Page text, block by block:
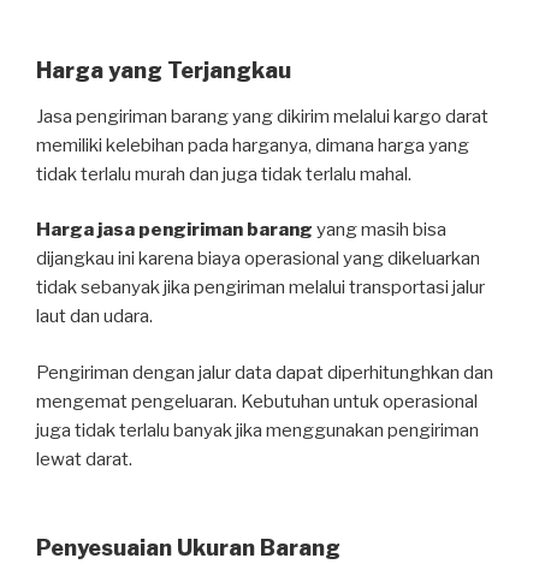
Harga yang Terjangkau
Jasa pengiriman barang yang dikirim melalui kargo darat
memiliki kelebihan pada harganya, dimana harga yang
tidak terlalu murah dan juga tidak terlalu mahal.
Harga jasa pengiriman barang yang masih bisa
dijangkau ini karena biaya operasional yang dikeluarkan
tidak sebanyak jika pengiriman melalui transportasi jalur
laut dan udara.
Pengiriman dengan jalur data dapat diperhitunghkan dan
mengemat pengeluaran. Kebutuhan untuk operasional
juga tidak terlalu banyak jika menggunakan pengiriman
lewat darat.
Penyesuaian Ukuran Barang